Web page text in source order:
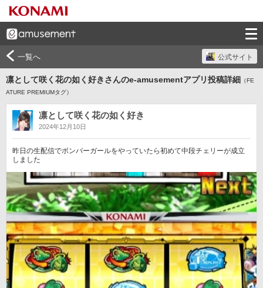
一覧へ 公式サイト
凛として咲く花の如く好きさんのe-amusementアプリ投稿詳細 （FE
ATURE PREMIUMタグ）
凛として咲く花の如く好き
2024年12月10日
昨日の生配信でボンバーガールをやっていたら初めて中段チェリーが成立
しました